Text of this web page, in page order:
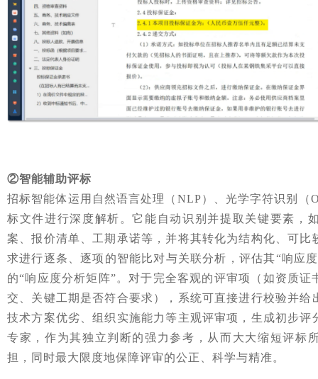
②智能辅助评标
招标智能体运用自然语言处理（NLP）、光学字符识别（
标文件进行深度解析。它能自动识别并提取关键要素，
案、报价清单、工期承诺等，并将其转化为结构化、可比
求进行逐条、逐项的智能比对与关联分析，评估其“响应
的“响应度分析矩阵”。对于完全客观的评审项（如资质
交、关键工期是否符合要求），系统可直接进行校验并给
技术方案优劣、组织实施能力等主观评审项，生成初步评
专家，作为其独立判断的强力参考，从而大大缩短评标
担，同时最大限度地保障评审的公正、科学与精准。